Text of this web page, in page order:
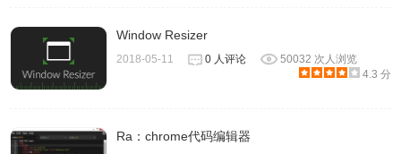
Window Resizer
2018-05-11 0 人评论
50032 次人浏览
4.3 分
Ra：chrome代码编辑器